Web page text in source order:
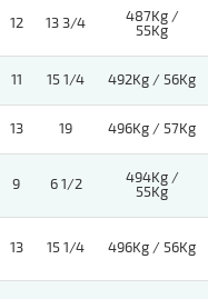
12 13 3/4
487Kg /
55Kg
11 15 1/4 492Kg / 56Kg
13 19 496Kg / 57Kg
9 6 1/2
494Kg /
55Kg
13 15 1/4 496Kg / 56Kg